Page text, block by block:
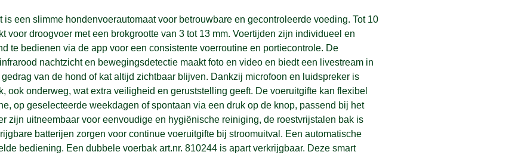
is een slimme hondenvoerautomaat voor betrouwbare en gecontroleerde voeding. Tot 10
voor droogvoer met een brokgrootte van 3 tot 13 mm. Voertijden zijn individueel en
te bedienen via de app voor een consistente voerroutine en portiecontrole. De
nachtzicht en bewegingsdetectie maakt foto en video en biedt een livestream in
van de hond of kat altijd zichtbaar blijven. Dankzij microfoon en luidspreker is
ook onderweg, wat extra veiligheid en geruststelling geeft. De voeruitgifte kan flexibel
op geselecteerde weekdagen of spontaan via een druk op de knop, passend bij het
zijn uitneembaar voor eenvoudige en hygiënische reiniging, de roestvrijstalen bak is
batterijen zorgen voor continue voeruitgifte bij stroomuitval. Een automatische
bediening. Een dubbele voerbak art.nr. 810244 is apart verkrijgbaar. Deze smart